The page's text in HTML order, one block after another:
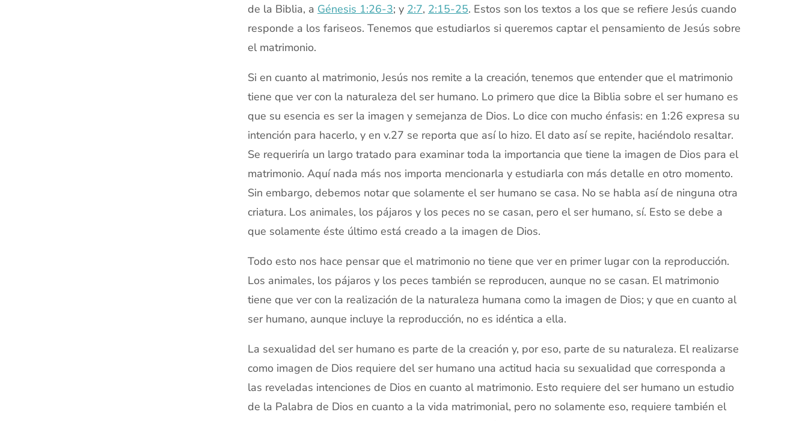
de la Biblia, a Génesis 1:26-3; y 2:7, 2:15-25. Estos son los textos a los que se refiere Jesús cuando
responde a los fariseos. Tenemos que estudiarlos si queremos captar el pensamiento de Jesús sobre
el matrimonio.
Si en cuanto al matrimonio, Jesús nos remite a la creación, tenemos que entender que el matrimonio
tiene que ver con la naturaleza del ser humano. Lo primero que dice la Biblia sobre el ser humano es
que su esencia es ser la imagen y semejanza de Dios. Lo dice con mucho énfasis: en 1:26 expresa su
intención para hacerlo, y en v.27 se reporta que así lo hizo. El dato así se repite, haciéndolo resaltar.
Se requeriría un largo tratado para examinar toda la importancia que tiene la imagen de Dios para el
matrimonio. Aquí nada más nos importa mencionarla y estudiarla con más detalle en otro momento.
Sin embargo, debemos notar que solamente el ser humano se casa. No se habla así de ninguna otra
criatura. Los animales, los pájaros y los peces no se casan, pero el ser humano, sí. Esto se debe a
que solamente éste último está creado a la imagen de Dios.
Todo esto nos hace pensar que el matrimonio no tiene que ver en primer lugar con la reproducción.
Los animales, los pájaros y los peces también se reproducen, aunque no se casan. El matrimonio
tiene que ver con la realización de la naturaleza humana como la imagen de Dios; y que en cuanto al
ser humano, aunque incluye la reproducción, no es idéntica a ella.
La sexualidad del ser humano es parte de la creación y, por eso, parte de su naturaleza. El realizarse
como imagen de Dios requiere del ser humano una actitud hacia su sexualidad que corresponda a
las reveladas intenciones de Dios en cuanto al matrimonio. Esto requiere del ser humano un estudio
de la Palabra de Dios en cuanto a la vida matrimonial, pero no solamente eso, requiere también el